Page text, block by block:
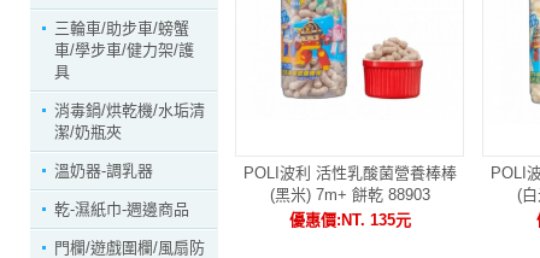
三輪車/助步車/螃蟹
車/學步車/健力架/護
具
消毒鍋/烘乾機/水垢清
潔/奶瓶夾
溫奶器-調乳器
乾-濕紙巾-週邊商品
門欄/遊戲圍欄/風扇防
POLI波利 活性乳酸菌營養棒棒
(黑米) 7m+ 餅乾 88903
優惠價:NT. 135元
POLI
(